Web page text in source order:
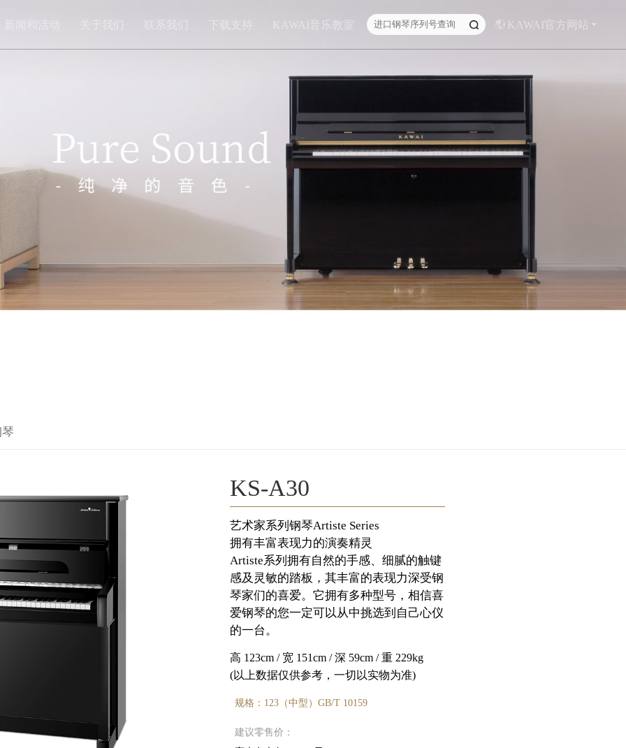
联系我们 下载支持 KAWAI音乐教室 KAWAI官方网站
KS-A30
艺术家系列钢琴Artiste Series
拥有丰富表现力的演奏精灵
Artiste系列拥有自然的手感、细腻的触键
感及灵敏的踏板，其丰富的表现力深受钢
琴家们的喜爱。它拥有多种型号，相信喜
爱钢琴的您一定可以从中挑选到自己心仪
的一台。
高 123cm / 宽 151cm / 深 59cm / 重 229kg
(以上数据仅供参考，一切以实物为准)
规格：123（中型）GB/T 10159
建议零售价：